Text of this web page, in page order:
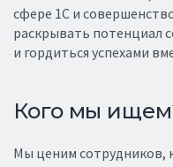
сфере 1С и
раскрывать потенциал
и гордиться успехами
Кого мы
Мы ценим сотрудников,